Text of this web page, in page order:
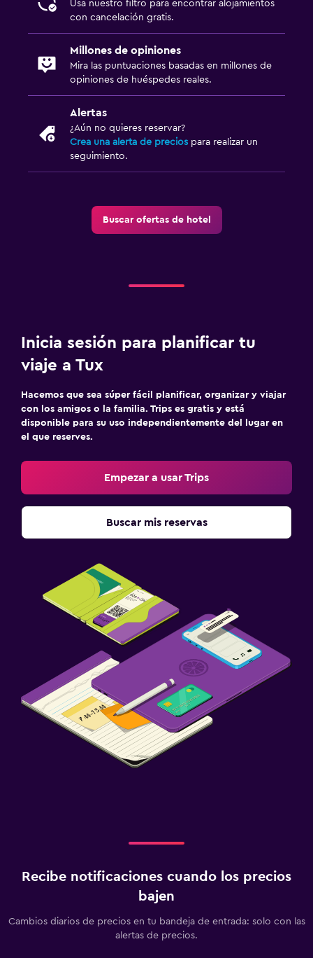
Usa nuestro filtro para encontrar alojamientos
con cancelación gratis.
Millones de opiniones
Mira las puntuaciones basadas en millones de
opiniones de huéspedes reales.
Alertas
¿Aún no quieres reservar?
Crea una alerta de precios para realizar un
seguimiento.
Buscar ofertas de hotel
Inicia sesión para planificar tu
viaje a Tux
Hacemos que sea súper fácil planificar, organizar y viajar
con los amigos o la familia. Trips es gratis y está
disponible para su uso independientemente del lugar en
el que reserves.
Empezar a usar Trips
Buscar mis reservas
Recibe notificaciones cuando los precios
bajen
Cambios diarios de precios en tu bandeja de entrada: solo con las
alertas de precios.